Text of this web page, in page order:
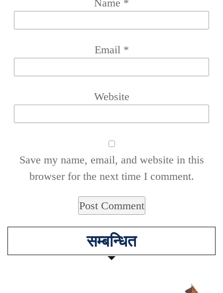
Name *
Email *
Website
Save my name, email, and website in this
browser for the next time I comment.
सम्बन्धित